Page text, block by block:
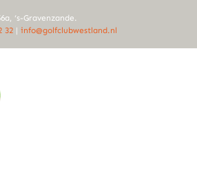
‘s-Gravenzande.
32 | info@golfclubwestland.nl